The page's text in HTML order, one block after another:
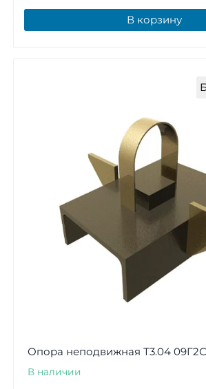
В корзину
Опора неподвижная Т3.04 09Г2С
В наличии